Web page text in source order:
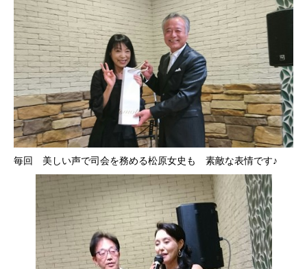
毎回 美しい声で司会を務める松原女史も 素敵な表情です♪